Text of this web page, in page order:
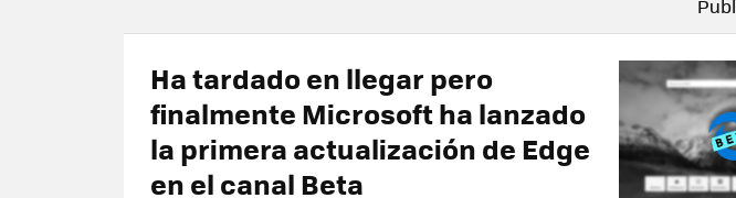
Ha tardado en llegar pero
finalmente Microsoft ha lanzado
la primera actualización de Edge
en el canal Beta